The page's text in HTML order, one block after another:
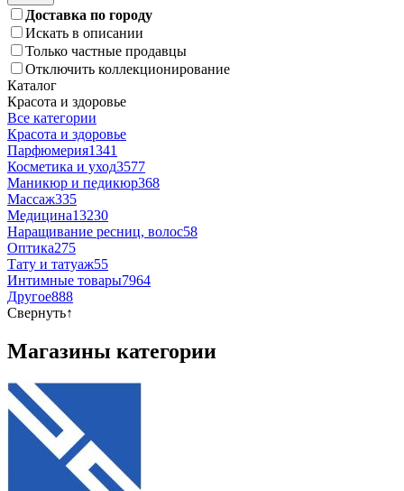
Доставка по городу
Искать в описании
Только частные продавцы
Отключить коллекционирование
Каталог
Красота и здоровье
Все категории
Красота и здоровье
Парфюмерия1341
Косметика и уход3577
Маникюр и педикюр368
Массаж335
Медицина13230
Наращивание ресниц, волос58
Оптика275
Тату и татуаж55
Интимные товары7964
Другое888
Свернуть↑
Магазины категории